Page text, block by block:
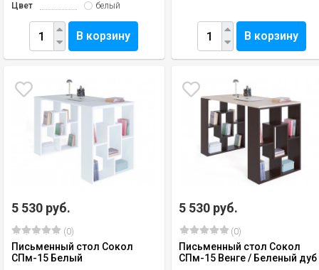
Цвет
белый
В корзину В корзину
5 530 руб.
(0)
Письменный стол Сокол
СПм-15 Белый
5 530 руб.
(0)
Письменный стол Сокол
СПм-15 Венге / Беленый дуб